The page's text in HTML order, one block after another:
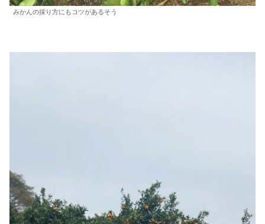
みかんの採り方にもコツがあるそう